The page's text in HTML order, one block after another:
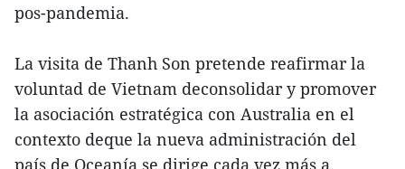
pos-pandemia.
La visita de Thanh Son pretende reafirmar la
voluntad de Vietnam deconsolidar y promover
la asociación estratégica con Australia en el
contexto deque la nueva administración del
país de Oceanía se dirige cada vez más a